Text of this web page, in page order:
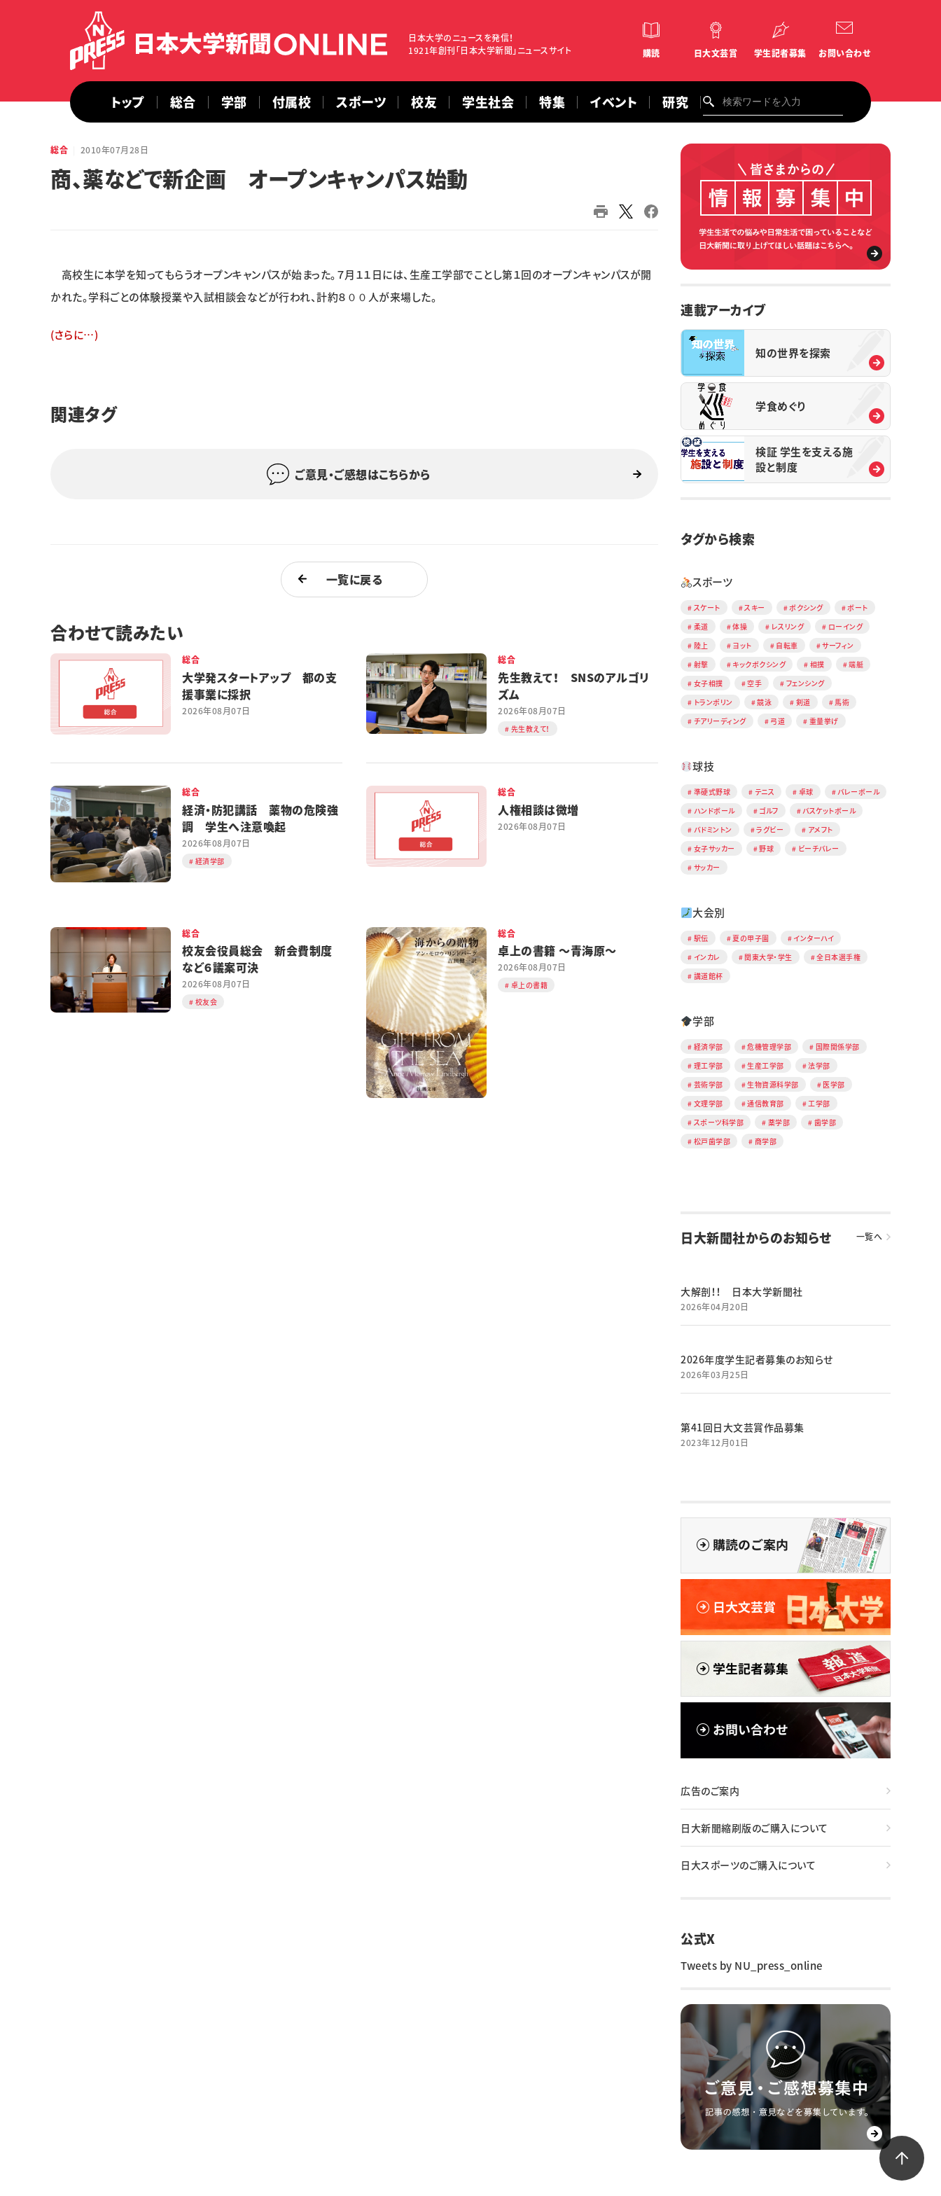
日本大学のニュースを発信！
1921年創刊「日本大学新聞」ニュースサイト
購読 日大文芸賞 学生記者募集 お問い合わせ
トップ 総合 学部 付属校 スポーツ 校友 学生社会 特集 イベント 研究
総合 2010年07月28日
商、薬などで新企画 オープンキャンパス始動
高校生に本学を知ってもらうオープンキャンパスが始まった。７月１１日には、生産工学部でことし第１回のオープンキャンパスが開
かれた。学科ごとの体験授業や入試相談会などが行われ、計約８００人が来場した。
(さらに…)
関連タグ
ご意見・ご感想はこちらから
一覧に戻る
合わせて読みたい
総合
大学発スタートアップ 都の支
援事業に採択
2026年08月07日
総合
先生教えて！ SNSのアルゴリ
ズム
2026年08月07日
先生教えて！
総合
経済・防犯講話 薬物の危険強
調 学生へ注意喚起
2026年08月07日
経済学部
総合
人権相談は微増
2026年08月07日
総合
校友会役員総会 新会費制度
など６議案可決
2026年08月07日
校友会
総合
卓上の書籍 ～青海原～
2026年08月07日
卓上の書籍
連載アーカイブ
知の世界を探索
学食めぐり
検証 学生を支える施
設と制度
タグから検索
スポーツ
スケート スキー ボクシング
ボート
柔道
体操 レスリング
ローイング
陸上
ヨット 自転車
サーフィン
射撃
キックボクシング 相撲
端艇
女子相撲
空手
フェンシング
トランポリン
競泳 剣道
馬術
チアリーディング
弓道 重量挙げ
球技
準硬式野球 テニス 卓球
バレーボール
ハンドボール
ゴルフ
バスケットボール
バドミントン
ラグビー
アメフト
女子サッカー
野球
ビーチバレー
サッカー
大会別
駅伝 夏の甲子園
インターハイ
インカレ
関東大学・学生
全日本選手権
講道館杯
学部
経済学部 危機管理学部
国際関係学部
理工学部
生産工学部
法学部
芸術学部
生物資源科学部
医学部
文理学部
通信教育部
工学部
スポーツ科学部
薬学部
歯学部
松戸歯学部
商学部
日大新聞社からのお知らせ 一覧へ
大解剖！！ 日本大学新聞社
2026年04月20日
2026年度学生記者募集のお知らせ
2026年03月25日
第41回日大文芸賞作品募集
2023年12月01日
広告のご案内
日大新聞縮刷版のご購入について
日大スポーツのご購入について
公式X
Tweets by NU_press_online